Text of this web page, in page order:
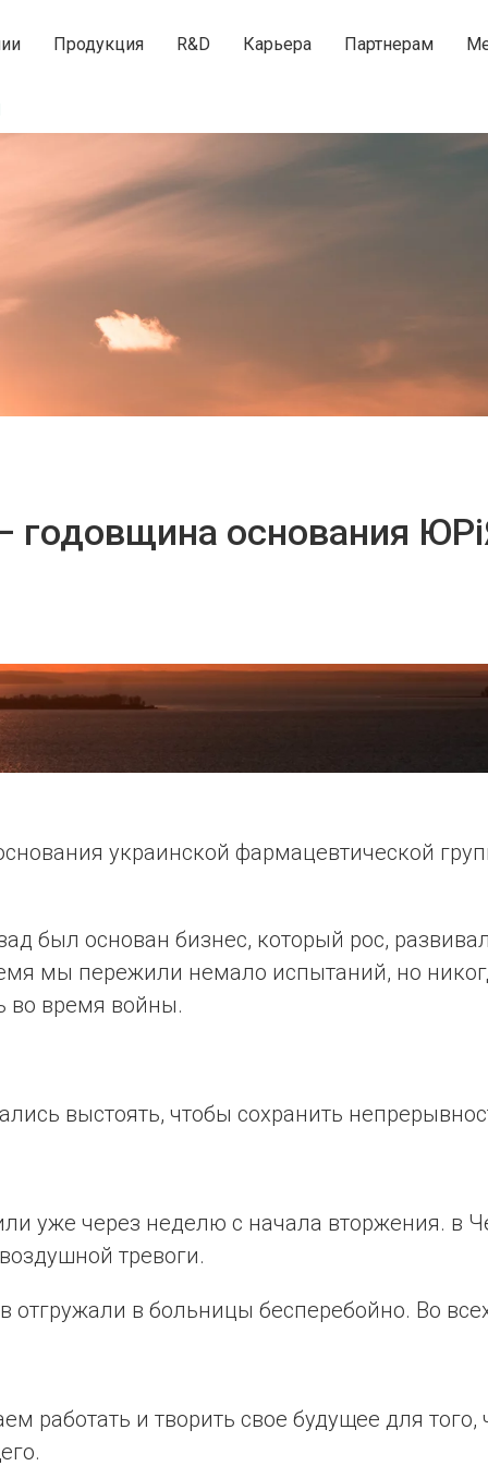
Продукция R&D Карьера Партнерам
годовщина основания
украинской фармацевтической
был основан бизнес, который рос,
мы пережили немало испытаний, но
во время войны.
выстоять, чтобы сохранить
уже через неделю с начала вторжения. в
тревоги.
отгружали в больницы бесперебойно. Во
работать и творить свое будущее для